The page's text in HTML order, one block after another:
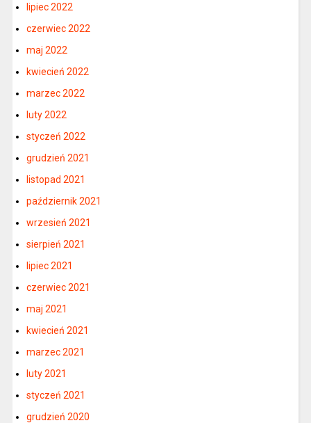
lipiec 2022
czerwiec 2022
maj 2022
kwiecień 2022
marzec 2022
luty 2022
styczeń 2022
grudzień 2021
listopad 2021
październik 2021
wrzesień 2021
sierpień 2021
lipiec 2021
czerwiec 2021
maj 2021
kwiecień 2021
marzec 2021
luty 2021
styczeń 2021
grudzień 2020